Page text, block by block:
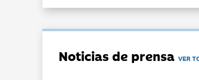
Noticias de prensaVER